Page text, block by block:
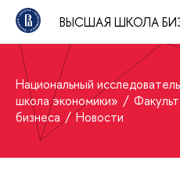
ВЫСШАЯ ШКОЛА
Национальный
школа экономики»
бизнеса
Новости